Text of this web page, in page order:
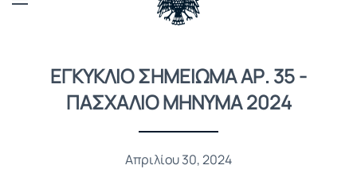
ΕΓΚΥΚΛΙΟ ΣΗΜΕΙΩΜΑ ΑΡ. 35 -
ΠΑΣΧΑΛΙΟ ΜΗΝΥΜΑ 2024
Απριλίου 30, 2024